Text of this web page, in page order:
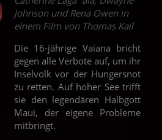
Johnson und Rena Owen in
einem Film von Thomas Kail
Die 16-jährige Vaiana bricht
gegen alle Verbote auf, um ihr
Inselvolk vor der Hungersnot
zu retten. Auf hoher See trifft
sie den legendären Halbgott
Maui, der eigene Probleme
mitbringt.